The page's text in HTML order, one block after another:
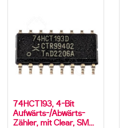
74HCT193, 4-Bit
Aufwärts-/Abwärts-
Zähler, mit Clear, SMD,